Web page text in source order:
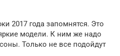
2017 года запомнятся. Это
модели. К ним же надо
Только не все подойдут